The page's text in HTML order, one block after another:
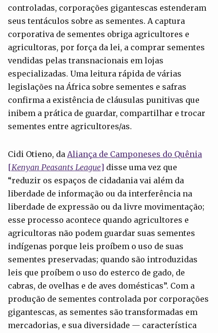
controladas, corporações gigantescas estenderam
seus tentáculos sobre as sementes. A captura
corporativa de sementes obriga agricultores e
agricultoras, por força da lei, a comprar sementes
vendidas pelas transnacionais em lojas
especializadas. Uma leitura rápida de várias
legislações na África sobre sementes e safras
confirma a existência de cláusulas punitivas que
inibem a prática de guardar, compartilhar e trocar
sementes entre agricultores/as.
Cidi Otieno, da Aliança de Camponeses do Quênia
[Kenyan Peasants League] disse uma vez que
“reduzir os espaços de cidadania vai além da
liberdade de informação ou da interferência na
liberdade de expressão ou da livre movimentação;
esse processo acontece quando agricultores e
agricultoras não podem guardar suas sementes
indígenas porque leis proíbem o uso de suas
sementes preservadas; quando são introduzidas
leis que proíbem o uso do esterco de gado, de
cabras, de ovelhas e de aves domésticas”. Com a
produção de sementes controlada por corporações
gigantescas, as sementes são transformadas em
mercadorias, e sua diversidade — característica